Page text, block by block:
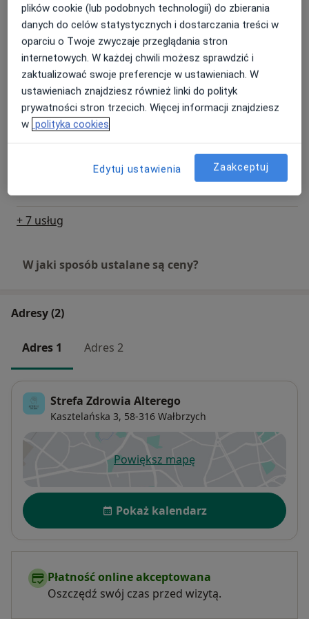
trudności w nauce i adaptacyjne
zmiany w sytuacji rodzinnej (rozwód, śmierć bliskiej
osoby, pojawienie się rodzeństwa)
lęki i problemy w nawiązywaniu relacji
Podczas pierwszej konsultacji wspólnie określamy i
definiujemy problem, ustalamy cele oraz częstotliwość
kolejnych spotkań. W pracy kieruję się zasadami
Kodeksu Etyczno-Zawodowego Psychologa oraz
wysoką jakość świadczonych usług.
Od 200 zł Szczegóły
Konsultacja psychologiczna (pierwsza wizyta)
Szczegóły
ADOS-2 - diagnoza autyzmu u dzieci, młodzieży i
dorosłych
300 zł Szczegóły
Diagnoza ADHD dla dorosłych
+ 7 usług
W jaki sposób ustalane są ceny?
Adresy (2)
Adres 1 Adres 2
Strefa Zdrowia Alterego
Kasztelańska 3, 58-316 Wałbrzych
Powiększ mapęotwiera się w nowej karcie
Dostępność
Pokaż kalendarz
Płatność online akceptowana
Oszczędź swój czas przed wizytą.
plików cookie (lub podobnych technologii) do zbierania
danych do celów statystycznych i dostarczania treści w
oparciu o Twoje zwyczaje przeglądania stron
internetowych. W każdej chwili możesz sprawdzić i
zaktualizować swoje preferencje w ustawieniach. W
ustawieniach znajdziesz również linki do polityk
prywatności stron trzecich. Więcej informacji znajdziesz
w polityka cookies
Edytuj ustawienia Zaakceptuj